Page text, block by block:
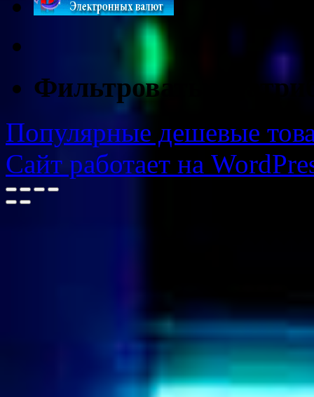
Фильтровать по
Популярные дешевые
Сайт работает на